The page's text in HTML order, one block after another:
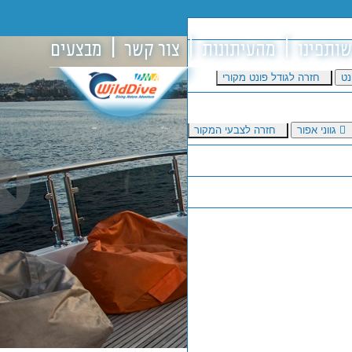
חזרה לגודל פונט מקורי
גווני אפור חזרה לצבעי המקור
שותפינו מהעיתונות צור קשר מבצעים